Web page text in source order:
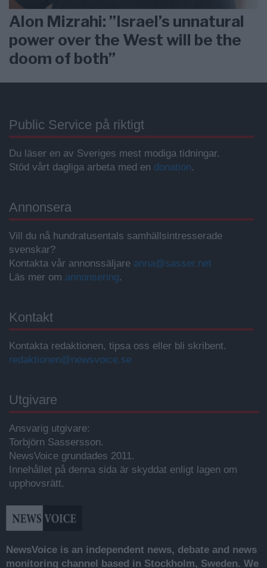
Alon Mizrahi: ”Israel’s unnatural
power over the West will be the
doom of both”
Public Service på riktigt
Du läser en av Sveriges mest modiga tidningar.
Stöd vårt dagliga arbeta med en donation.
Annonsera
Vill du nå hundratusentals samhällsintresserade
svenskar?
Kontakta vår annonssäljare anna@sasser.net
Läs mer om annonsering.
Kontakt
Kontakta redaktionen, tipsa oss eller bli skribent.
redaktionen@newsvoice.se
Utgivare
Ansvarig utgivare:
Torbjörn Sassersson.
NewsVoice grundades 2011.
Innehållet på denna sida är skyddat enligt lagen om
upphovsrätt.
NewsVoice is an independent news, debate and news
monitoring channel based in Stockholm, Sweden. We